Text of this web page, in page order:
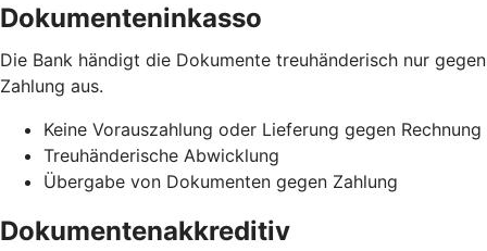
Dokumenteninkasso
Die Bank händigt die Dokumente treuhänderisch nur gegen
Zahlung aus.
Keine Vorauszahlung oder Lieferung gegen Rechnung
Treuhänderische Abwicklung
Übergabe von Dokumenten gegen Zahlung
Dokumentenakkreditiv